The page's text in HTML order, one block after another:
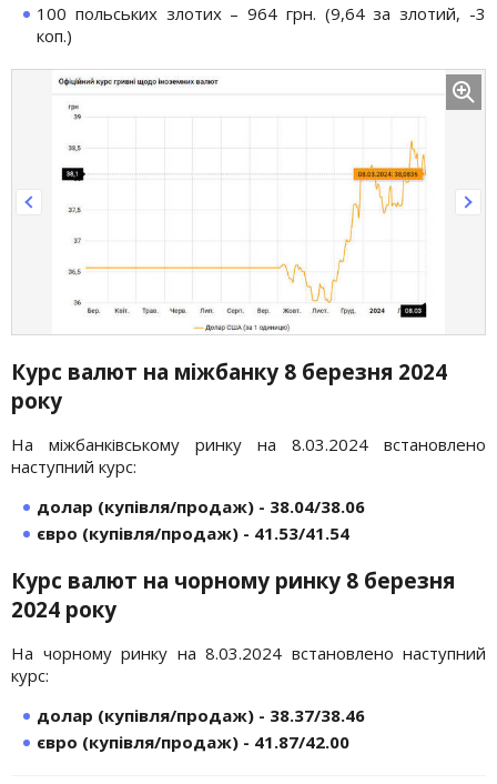
100 польських злотих – 964 грн. (9,64 за злотий, -3
коп.)
Курс валют на міжбанку 8 березня 2024
року
На міжбанківському ринку на 8.03.2024 встановлено
наступний курс:
долар (купівля/продаж) - 38.04/38.06
євро (купівля/продаж) - 41.53/41.54
Курс валют на чорному ринку 8 березня
2024 року
На чорному ринку на 8.03.2024 встановлено наступний
курс:
долар (купівля/продаж) - 38.37/38.46
євро (купівля/продаж) - 41.87/42.00